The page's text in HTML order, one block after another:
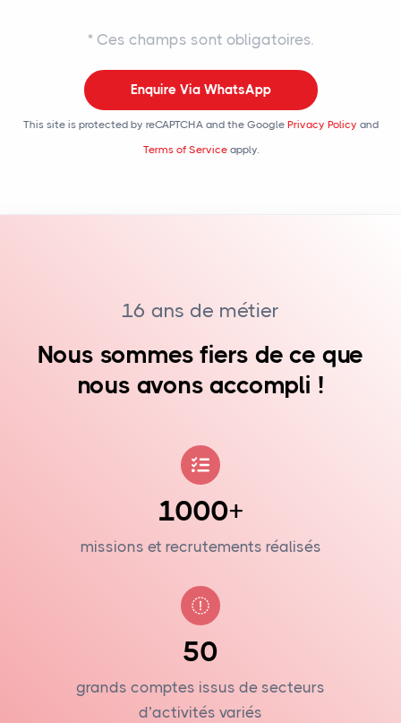
* Ces champs sont obligatoires.
Enquire Via WhatsApp
This site is protected by reCAPTCHA and the Google Privacy Policy and
Terms of Serviceapply.
16 ans de métier
Nous sommes fiers de ce que
nous avons accompli !
1000+
missions et recrutements réalisés
50
grands comptes issus de secteurs
d’activités variés